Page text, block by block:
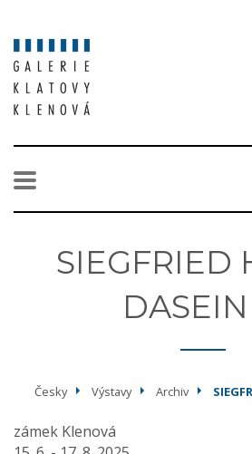
SIEGFRIED
Česky Výstavy Archiv
zámek Klenová